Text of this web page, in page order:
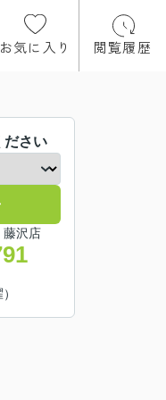
お気に入り 閲覧履歴
ださい
沢店